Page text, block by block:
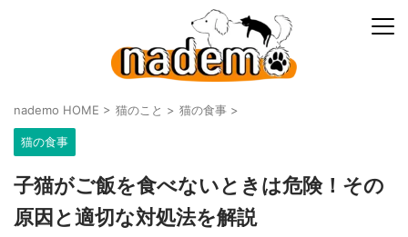
nademo HOME > 猫のこと > 猫の食事 >
猫の食事
子猫がご飯を食べないときは危険！その
原因と適切な対処法を解説